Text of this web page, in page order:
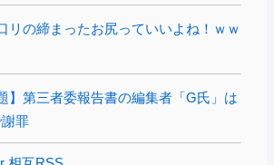
リの締まったお尻っていいよね！ｗｗ
】第三者委報告書の編集者「G氏」は
罪